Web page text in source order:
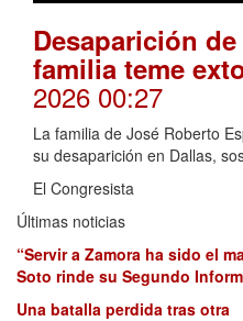
Desaparición
familia teme
2026 00:27
La familia de José Roberto
su desaparición en Dallas,
El Congresista
Últimas noticias
“Servir a Zamora ha sido el
Soto rinde su Segundo
Una batalla perdida tras otra